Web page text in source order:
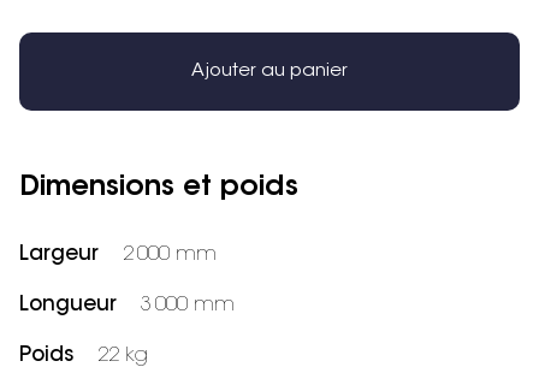
Ajouter au panier
Dimensions et poids
Largeur 2 000 mm
Longueur 3 000 mm
Poids 22 kg